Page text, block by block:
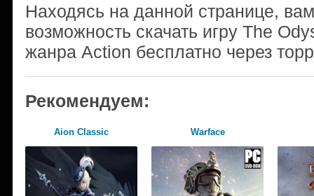
Находясь на данной странице,
возможность скачать игру The
жанра Action бесплатно через
Рекомендуем:
Aion Classic Warface